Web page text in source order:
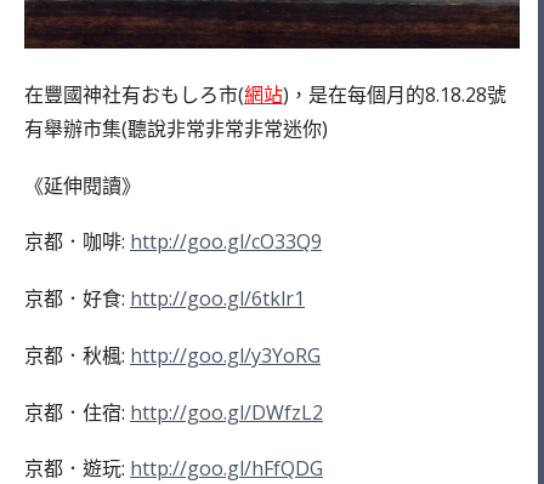
在豐國神社有おもしろ市(網站)，是在每個月的8.18.28號
有舉辦市集(聽說非常非常非常迷你)
《延伸閱讀》
京都．咖啡: http://goo.gl/cO33Q9
京都．好食: http://goo.gl/6tklr1
京都．秋楓: http://goo.gl/y3YoRG
京都．住宿: http://goo.gl/DWfzL2
京都．遊玩: http://goo.gl/hFfQDG